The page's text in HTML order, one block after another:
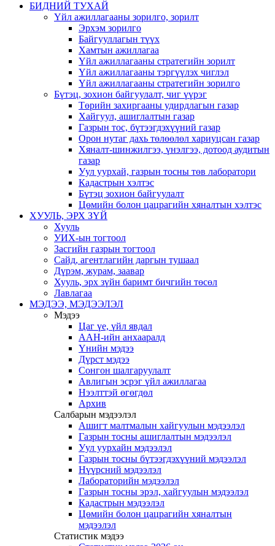
БИДНИЙ ТУХАЙ
Үйл ажиллагааны зорилго, зорилт
Эрхэм зорилго
Байгууллагын түүх
Хамтын ажиллагаа
Үйл ажиллагааны стратегийн зорилт
Үйл ажиллагааны тэргүүлэх чиглэл
Үйл ажиллагааны стратегийн зорилго
Бүтэц, зохион байгуулалт, чиг үүрэг
Төрийн захиргааны удирдлагын газар
Хайгуул, ашиглалтын газар
Газрын тос, бүтээгдэхүүний газар
Орон нутаг дахь төлөөлөл хариуцсан газар
Хяналт-шинжилгээ, үнэлгээ, дотоод аудитын
газар
Уул уурхай, газрын тосны төв лаборатори
Кадастрын хэлтэс
Бүтэц зохион байгуулалт
Цөмийн болон цацрагийн хяналтын хэлтэс
ХУУЛЬ, ЭРХ ЗҮЙ
Хууль
УИХ-ын тогтоол
Засгийн газрын тогтоол
Сайд, агентлагийн даргын тушаал
Дүрэм, журам, заавар
Хууль, эрх зүйн баримт бичгийн төсөл
Лавлагаа
МЭДЭЭ, МЭДЭЭЛЭЛ
Мэдээ
Цаг үе, үйл явдал
ААН-ийн анхааралд
Үнийн мэдээ
Дүрст мэдээ
Сонгон шалгаруулалт
Авлигын эсрэг үйл ажиллагаа
Нээлттэй өгөгдөл
Архив
Салбарын мэдээлэл
Ашигт малтмалын хайгуулын мэдээлэл
Газрын тосны ашиглалтын мэдээлэл
Уул уурхайн мэдээлэл
Газрын тосны бүтээгдэхүүний мэдээлэл
Нүүрсний мэдээлэл
Лабораторийн мэдээлэл
Газрын тосны эрэл, хайгуулын мэдээлэл
Кадастрын мэдээлэл
Цөмийн болон цацрагийн хяналтын
мэдээлэл
Статистик мэдээ